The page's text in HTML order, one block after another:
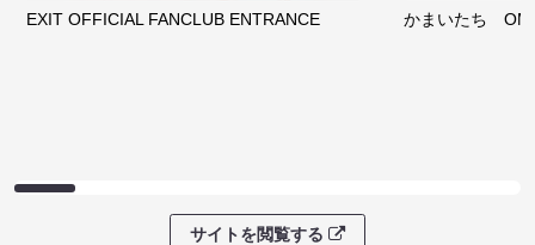
EXIT OFFICIAL FANCLUB ENTRANCE かまいたち
サイトを閲覧する